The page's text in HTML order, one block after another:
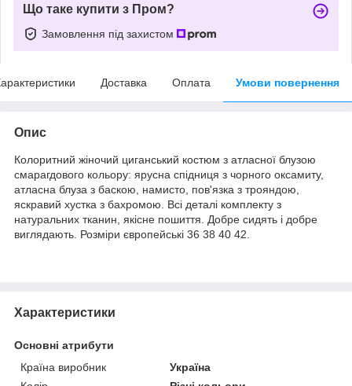
Що таке купити з Пром?
Замовлення під захистом
Доставка Оплата Умови повернення
Опис
Колоритний жіночий циганський костюм з атласної блузою
смарагдового кольору: ярусна спідниця з чорного оксамиту,
атласна блуза з баскою, намисто, пов'язка з трояндою,
яскравий хустка з бахромою. Всі деталі комплекту з
натуральних тканин, якісне пошиття. Добре сидять і добре
виглядають. Розміри європейські 36 38 40 42.
Характеристики
Основні атрибути
Країна виробник
Україна